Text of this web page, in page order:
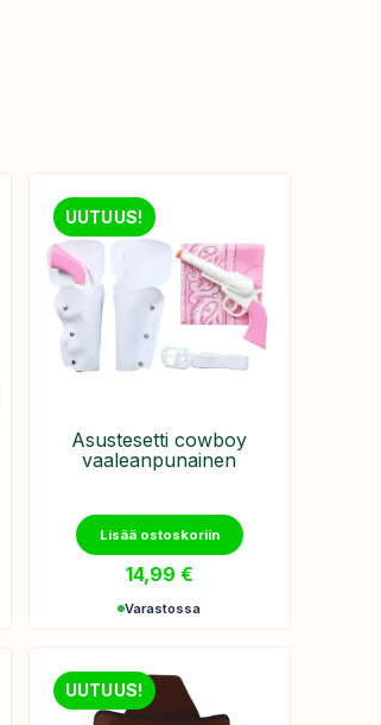
UUTUUS!
Asustesetti cowboy
vaaleanpunainen
Lisää ostoskoriin
14,99 €
Varastossa
UUTUUS!